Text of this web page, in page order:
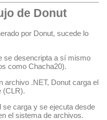
de Donut
por Donut, sucede lo
se desencripta a sí mismo
como Chacha20).
archivo .NET, Donut carga el
(CLR).
se carga y se ejecuta desde
el sistema de archivos.